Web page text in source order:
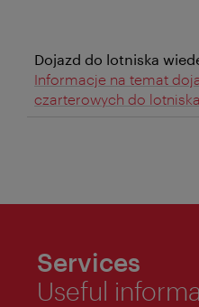
Dojazd do lotniska
Informacje na temat
czarterowych do
Services
Useful